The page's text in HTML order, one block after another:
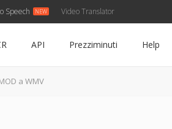
Speech Video Translator
API Prezziminuti Help
a WMV